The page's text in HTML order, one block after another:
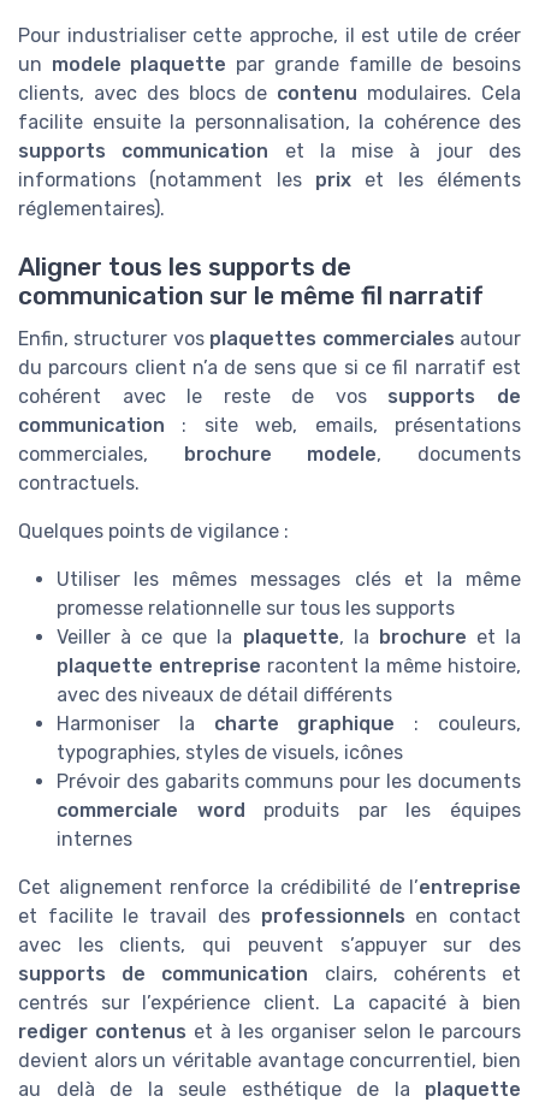
Pour industrialiser cette approche, il est utile de créer
un modele plaquette par grande famille de besoins
clients, avec des blocs de contenu modulaires. Cela
facilite ensuite la personnalisation, la cohérence des
supports communication et la mise à jour des
informations (notamment les prix et les éléments
réglementaires).
Aligner tous les supports de
communication sur le même fil narratif
Enfin, structurer vos plaquettes commerciales autour
du parcours client n’a de sens que si ce fil narratif est
cohérent avec le reste de vos supports de
communication : site web, emails, présentations
commerciales, brochure modele, documents
contractuels.
Quelques points de vigilance :
Utiliser les mêmes messages clés et la même
promesse relationnelle sur tous les supports
Veiller à ce que la plaquette, la brochure et la
plaquette entreprise racontent la même histoire,
avec des niveaux de détail différents
Harmoniser la charte graphique : couleurs,
typographies, styles de visuels, icônes
Prévoir des gabarits communs pour les documents
commerciale word produits par les équipes
internes
Cet alignement renforce la crédibilité de l’entreprise
et facilite le travail des professionnels en contact
avec les clients, qui peuvent s’appuyer sur des
supports de communication clairs, cohérents et
centrés sur l’expérience client. La capacité à bien
rediger contenus et à les organiser selon le parcours
devient alors un véritable avantage concurrentiel, bien
au delà de la seule esthétique de la plaquette